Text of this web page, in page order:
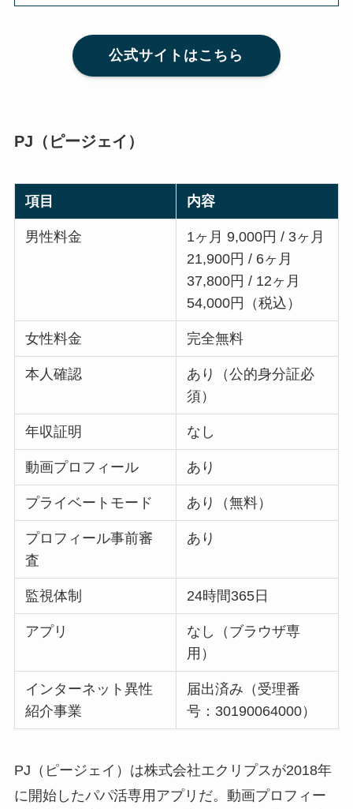
公式サイトはこちら
PJ（ピージェイ）
項目 内容
男性料金
1ヶ月 9,000円 / 3ヶ月
21,900円 / 6ヶ月
37,800円 / 12ヶ月
54,000円（税込）
女性料金 完全無料
本人確認
あり（公的身分証必
須）
年収証明 なし
動画プロフィール あり
プライベートモード あり（無料）
プロフィール事前審
査
あり
監視体制 24時間365日
アプリ
なし（ブラウザ専
用）
インターネット異性
紹介事業
届出済み（受理番
号：30190064000）
PJ（ピージェイ）は株式会社エクリプスが2018年
に開始したパパ活専用アプリだ。動画プロフィー